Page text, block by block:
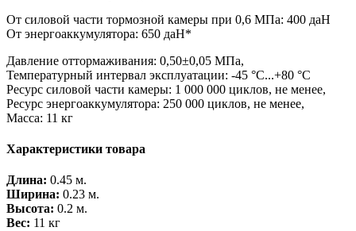
От силовой части тормозной камеры при 0,6 МПа: 400 даН
От энергоаккумулятора: 650 даН*
Давление оттормаживания: 0,50±0,05 МПа,
Температурный интервал эксплуатации: -45 °С...+80 °С
Ресурс силовой части камеры: 1 000 000 циклов, не менее,
Ресурс энергоаккумулятора: 250 000 циклов, не менее,
Масса: 11 кг
Характеристики товара
Длина: 0.45 м.
Ширина: 0.23 м.
Высота: 0.2 м.
Вес: 11 кг